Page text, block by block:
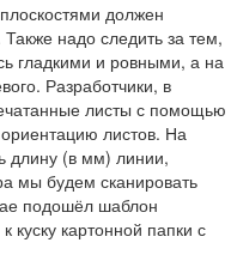
должен
надо следить за тем,
гладкими и ровными, а на
Разработчики, в
листы с помощью
листов. На
длину (в мм) линии,
мы будем сканировать
подошёл шаблон
картонной папки с